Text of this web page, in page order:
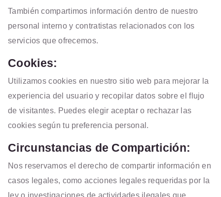
También compartimos información dentro de nuestro
personal interno y contratistas relacionados con los
servicios que ofrecemos.
Cookies:
Utilizamos cookies en nuestro sitio web para mejorar la
experiencia del usuario y recopilar datos sobre el flujo
de visitantes. Puedes elegir aceptar o rechazar las
cookies según tu preferencia personal.
Circunstancias de Compartición:
Nos reservamos el derecho de compartir información en
casos legales, como acciones legales requeridas por la
ley o investigaciones de actividades ilegales que